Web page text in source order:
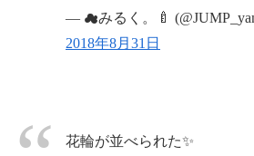
— ☁みるく。🍼
2018年8月31日
花輪が並べられた✨